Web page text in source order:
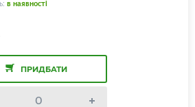
в наявності
ПРИДБАТИ